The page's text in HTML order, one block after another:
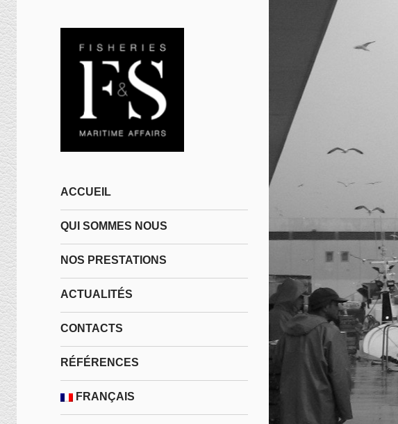
ACCUEIL
QUI SOMMES NOUS
NOS PRESTATIONS
ACTUALITÉS
CONTACTS
RÉFÉRENCES
FRANÇAIS